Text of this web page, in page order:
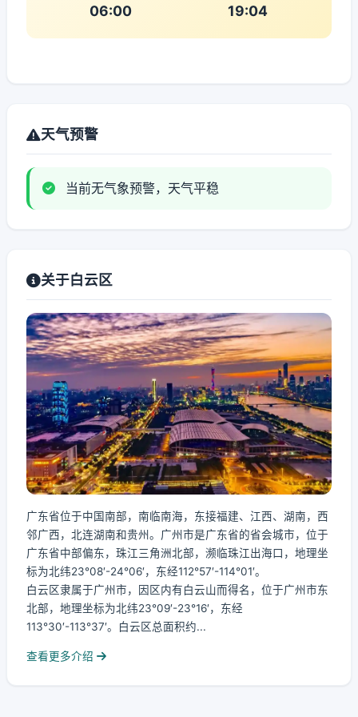
06:00 19:04
天气预警
当前无气象预警，天气平稳
关于白云区
广东省位于中国南部，南临南海，东接福建、江西、湖南，西
邻广西，北连湖南和贵州。广州市是广东省的省会城市，位于
广东省中部偏东，珠江三角洲北部，濒临珠江出海口，地理坐
标为北纬23°08′-24°06′，东经112°57′-114°01′。
白云区隶属于广州市，因区内有白云山而得名，位于广州市东
北部，地理坐标为北纬23°09′-23°16′，东经
113°30′-113°37′。白云区总面积约...
查看更多介绍